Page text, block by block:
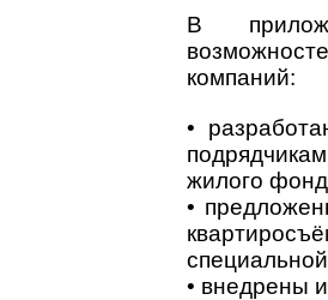
В
компаний:
•
жилого
•
• внедрены